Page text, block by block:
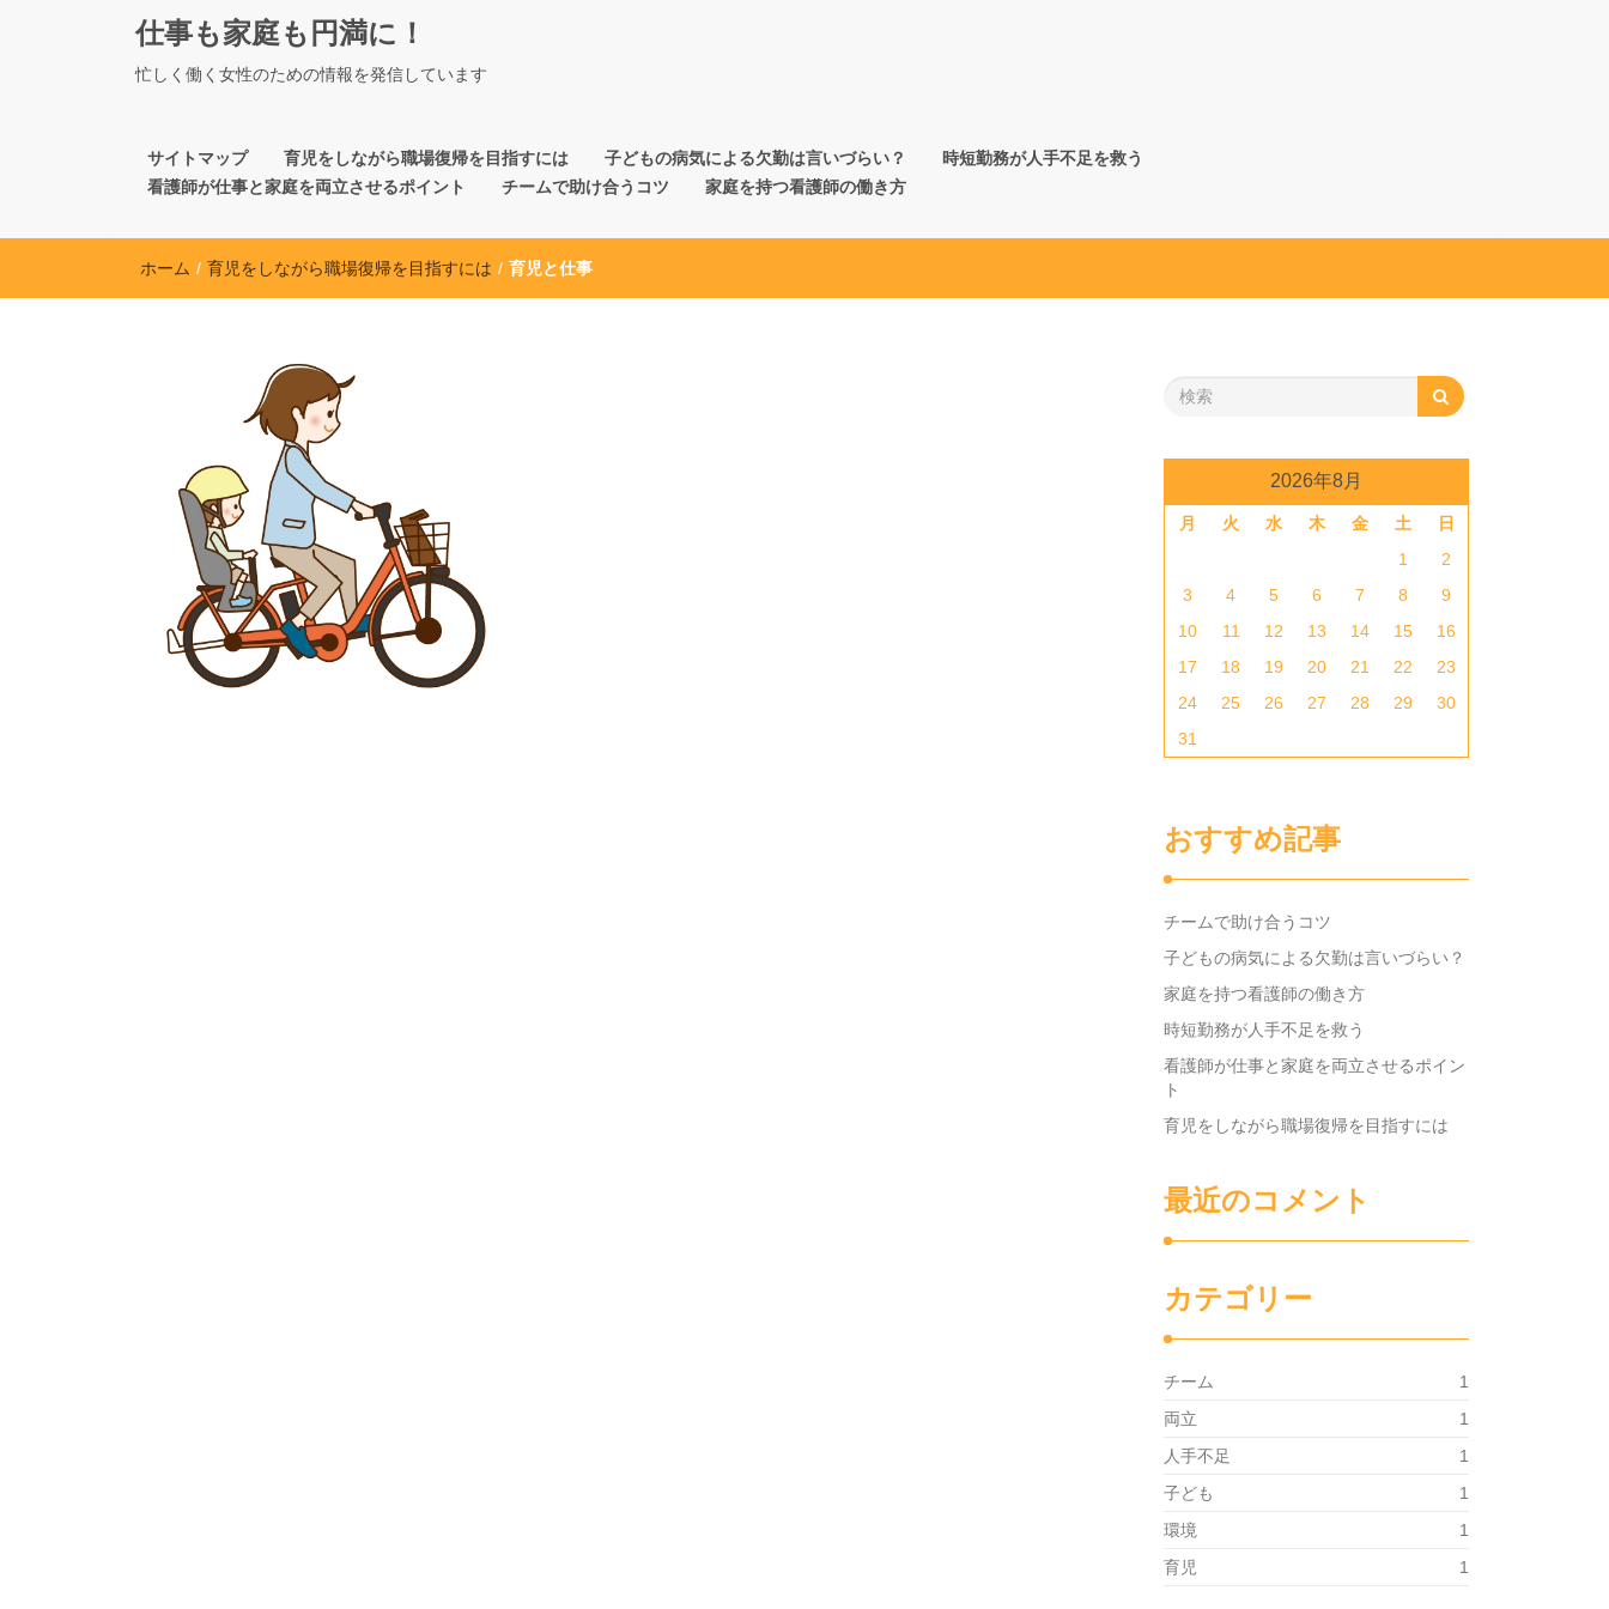
仕事も家庭も円満に！
忙しく働く女性のための情報を発信しています
サイトマップ 育児をしながら職場復帰を目指すには 子どもの病気による欠勤は言いづらい？
時短勤務が人手不足を救う
看護師が仕事と家庭を両立させるポイント
チームで助け合うコツ 家庭を持つ看護師の働き方
ホーム / 育児をしながら職場復帰を目指すには / 育児と仕事
2026年8月
月 火 水 木 金 土
日
1
2
3
4 5 6 7 8
9
10
11 12 13 14 15
16
17
18 19 20 21 22
23
24
25 26 27 28 29
30
31
おすすめ記事
チームで助け合うコツ
子どもの病気による欠勤は言いづらい？
家庭を持つ看護師の働き方
時短勤務が人手不足を救う
看護師が仕事と家庭を両立させるポイン
ト
育児をしながら職場復帰を目指すには
最近のコメント
カテゴリー
チーム
1
両立
1
人手不足
1
子ども
1
環境
1
育児
1